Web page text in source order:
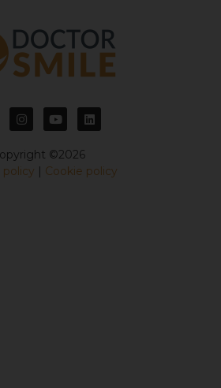
©2026
policy | Cookie policy